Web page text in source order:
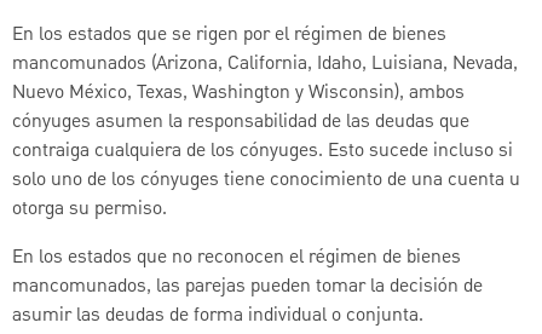
En los estados que se rigen por el régimen de bienes
mancomunados (Arizona, California, Idaho, Luisiana, Nevada,
Nuevo México, Texas, Washington y Wisconsin), ambos
cónyuges asumen la responsabilidad de las deudas que
contraiga cualquiera de los cónyuges. Esto sucede incluso si
solo uno de los cónyuges tiene conocimiento de una cuenta u
otorga su permiso.
En los estados que no reconocen el régimen de bienes
mancomunados, las parejas pueden tomar la decisión de
asumir las deudas de forma individual o conjunta.